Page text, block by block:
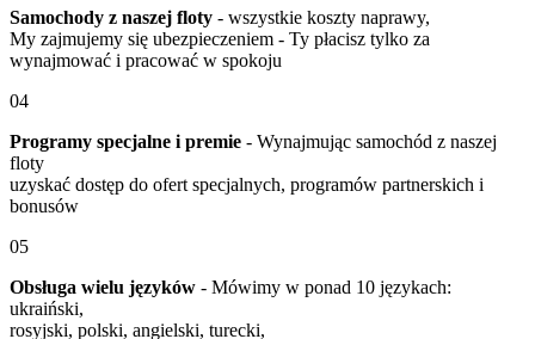
Samochody z naszej floty - wszystkie koszty naprawy,
My zajmujemy się ubezpieczeniem - Ty płacisz tylko za
wynajmować i pracować w spokoju
04
Programy specjalne i premie - Wynajmując samochód z naszej
floty
uzyskać dostęp do ofert specjalnych, programów partnerskich i
bonusów
05
Obsługa wielu języków - Mówimy w ponad 10 językach:
ukraiński,
rosyjski, polski, angielski, turecki,